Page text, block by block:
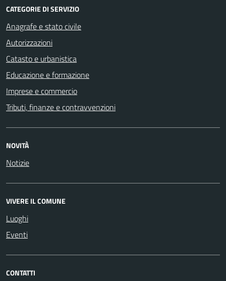
CATEGORIE DI SERVIZIO
Anagrafe e stato civile
Autorizzazioni
Catasto e urbanistica
Educazione e formazione
Imprese e commercio
Tributi, finanze e contravvenzioni
NOVITÀ
Notizie
VIVERE IL COMUNE
Luoghi
Eventi
CONTATTI